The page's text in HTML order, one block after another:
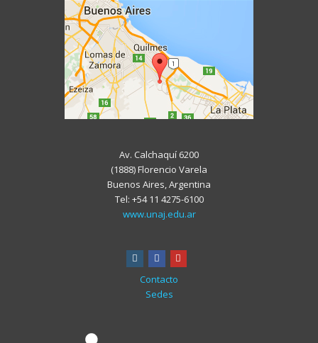
Av. Calchaquí 6200
(1888) Florencio Varela
Buenos Aires, Argentina
Tel: +54 11 4275-6100
www.unaj.edu.ar
instagram
facebook
Contacto
Sedes